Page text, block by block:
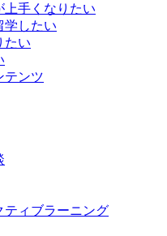
上手くなりたい
学したい
たい
テンツ
ティブラーニング